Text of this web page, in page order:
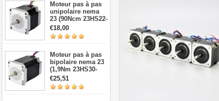
servomoteur Nema
17
Moteur pas à pas
unipolaire nema
23 (90Ncm 23HS22-
1006S 1,8 degré 1A
7,4V 6 fils)
€18,00
Moteur pas à pas
bipolaire nema 23
(1,9Nm 23HS30-
2804S 1,8 degré
2,8A 3,2V 4 fils)
€25,51